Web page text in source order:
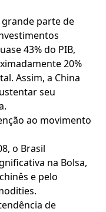
parte de
43% do PIB,
20%
Assim, a China
seu
ao movimento
o Brasil
na Bolsa,
e pelo
de